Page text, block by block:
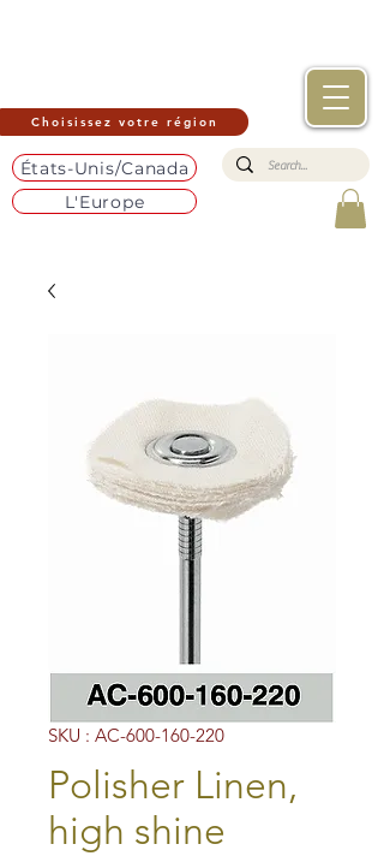
Choisissez votre région
États-Unis/Canada
L'Europe
SKU : AC-600-160-220
Polisher Linen,
high shine